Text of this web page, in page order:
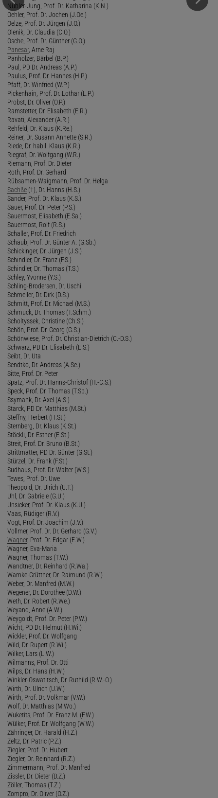
Nübler-Jung, Prof. Dr. Katharina (K.N.)
Oehler, Prof. Dr. Jochen (J.Oe.)
Oelze, Prof. Dr. Jürgen (J.O.)
Olenik, Dr. Claudia (C.O.)
Osche, Prof. Dr. Günther (G.O.)
Panesar, Arne Raj
Panholzer, Bärbel (B.P.)
Paul, PD Dr. Andreas (A.P.)
Paulus, Prof. Dr. Hannes (H.P.)
Pfaff, Dr. Winfried (W.P.)
Pickenhain, Prof. Dr. Lothar (L.P.)
Probst, Dr. Oliver (O.P.)
Ramstetter, Dr. Elisabeth (E.R.)
Ravati, Alexander (A.R.)
Rehfeld, Dr. Klaus (K.Re.)
Reiner, Dr. Susann Annette (S.R.)
Riede, Dr. habil. Klaus (K.R.)
Riegraf, Dr. Wolfgang (W.R.)
Riemann, Prof. Dr. Dieter
Roth, Prof. Dr. Gerhard
Rübsamen-Waigmann, Prof. Dr. Helga
Sachße (†), Dr. Hanns (H.S.)
Sander, Prof. Dr. Klaus (K.S.)
Sauer, Prof. Dr. Peter (P.S.)
Sauermost, Elisabeth (E.Sa.)
Sauermost, Rolf (R.S.)
Schaller, Prof. Dr. Friedrich
Schaub, Prof. Dr. Günter A. (G.Sb.)
Schickinger, Dr. Jürgen (J.S.)
Schindler, Dr. Franz (F.S.)
Schindler, Dr. Thomas (T.S.)
Schley, Yvonne (Y.S.)
Schling-Brodersen, Dr. Uschi
Schmeller, Dr. Dirk (D.S.)
Schmitt, Prof. Dr. Michael (M.S.)
Schmuck, Dr. Thomas (T.Schm.)
Scholtyssek, Christine (Ch.S.)
Schön, Prof. Dr. Georg (G.S.)
Schönwiese, Prof. Dr. Christian-Dietrich (C.-D.S.)
Schwarz, PD Dr. Elisabeth (E.S.)
Seibt, Dr. Uta
Sendtko, Dr. Andreas (A.Se.)
Sitte, Prof. Dr. Peter
Spatz, Prof. Dr. Hanns-Christof (H.-C.S.)
Speck, Prof. Dr. Thomas (T.Sp.)
Ssymank, Dr. Axel (A.S.)
Starck, PD Dr. Matthias (M.St.)
Steffny, Herbert (H.St.)
Sternberg, Dr. Klaus (K.St.)
Stöckli, Dr. Esther (E.St.)
Streit, Prof. Dr. Bruno (B.St.)
Strittmatter, PD Dr. Günter (G.St.)
Stürzel, Dr. Frank (F.St.)
Sudhaus, Prof. Dr. Walter (W.S.)
Tewes, Prof. Dr. Uwe
Theopold, Dr. Ulrich (U.T.)
Uhl, Dr. Gabriele (G.U.)
Unsicker, Prof. Dr. Klaus (K.U.)
Vaas, Rüdiger (R.V.)
Vogt, Prof. Dr. Joachim (J.V.)
Vollmer, Prof. Dr. Dr. Gerhard (G.V.)
Wagner, Prof. Dr. Edgar (E.W.)
Wagner, Eva-Maria
Wagner, Thomas (T.W.)
Wandtner, Dr. Reinhard (R.Wa.)
Warnke-Grüttner, Dr. Raimund (R.W.)
Weber, Dr. Manfred (M.W.)
Wegener, Dr. Dorothee (D.W.)
Weth, Dr. Robert (R.We.)
Weyand, Anne (A.W.)
Weygoldt, Prof. Dr. Peter (P.W.)
Wicht, PD Dr. Helmut (H.Wi.)
Wickler, Prof. Dr. Wolfgang
Wild, Dr. Rupert (R.Wi.)
Wilker, Lars (L.W.)
Wilmanns, Prof. Dr. Otti
Wilps, Dr. Hans (H.W.)
Winkler-Oswatitsch, Dr. Ruthild (R.W.-O.)
Wirth, Dr. Ulrich (U.W.)
Wirth, Prof. Dr. Volkmar (V.W.)
Wolf, Dr. Matthias (M.Wo.)
Wuketits, Prof. Dr. Franz M. (F.W.)
Wülker, Prof. Dr. Wolfgang (W.W.)
Zähringer, Dr. Harald (H.Z.)
Zeltz, Dr. Patric (P.Z.)
Ziegler, Prof. Dr. Hubert
Ziegler, Dr. Reinhard (R.Z.)
Zimmermann, Prof. Dr. Manfred
Zissler, Dr. Dieter (D.Z.)
Zöller, Thomas (T.Z.)
Zompro, Dr. Oliver (O.Z.)